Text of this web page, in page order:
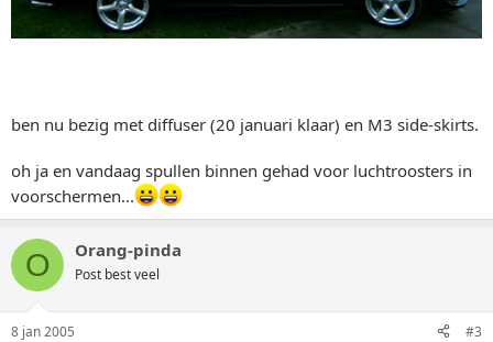
ben nu bezig met diffuser (20 januari klaar) en M3 side-skirts.
oh ja en vandaag spullen binnen gehad voor luchtroosters in
voorschermen...
O Orang-pinda
Post best veel
8 jan 2005 #3